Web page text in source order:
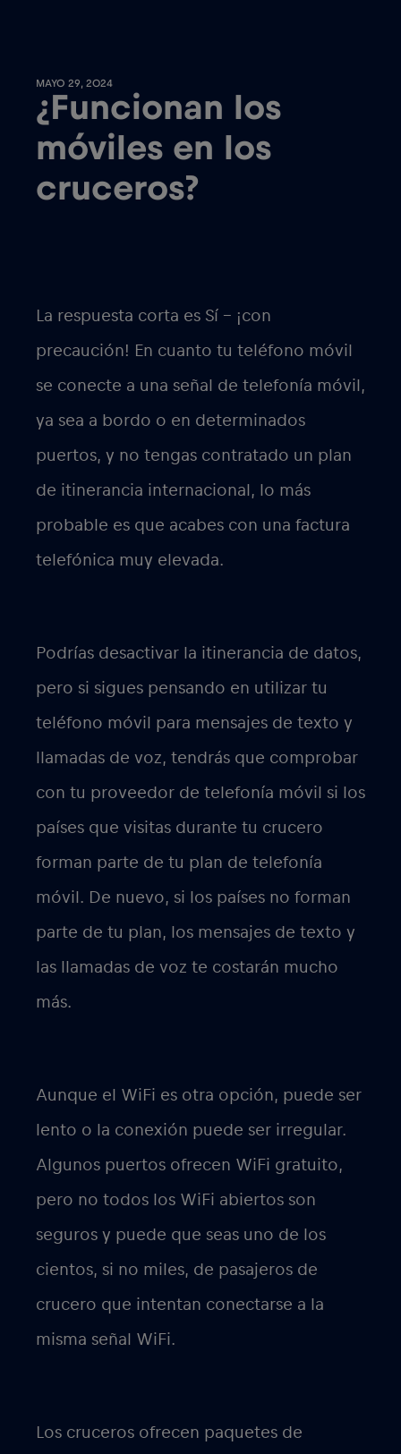
MAYO 29, 2024
¿Funcionan los
móviles en los
cruceros?
La respuesta corta es Sí – ¡con
precaución! En cuanto tu teléfono móvil
se conecte a una señal de telefonía móvil,
ya sea a bordo o en determinados
puertos, y no tengas contratado un plan
de itinerancia internacional, lo más
probable es que acabes con una factura
telefónica muy elevada.
Podrías desactivar la itinerancia de datos,
pero si sigues pensando en utilizar tu
teléfono móvil para mensajes de texto y
llamadas de voz, tendrás que comprobar
con tu proveedor de telefonía móvil si los
países que visitas durante tu crucero
forman parte de tu plan de telefonía
móvil. De nuevo, si los países no forman
parte de tu plan, los mensajes de texto y
las llamadas de voz te costarán mucho
más.
Aunque el WiFi es otra opción, puede ser
lento o la conexión puede ser irregular.
Algunos puertos ofrecen WiFi gratuito,
pero no todos los WiFi abiertos son
seguros y puede que seas uno de los
cientos, si no miles, de pasajeros de
crucero que intentan conectarse a la
misma señal WiFi.
Los cruceros ofrecen paquetes de